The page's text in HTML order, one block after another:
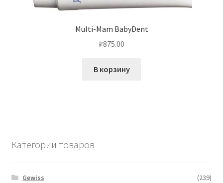
Multi-Mam BabyDent
₽875.00
В корзину
Категории товаров
Gewiss
(239)